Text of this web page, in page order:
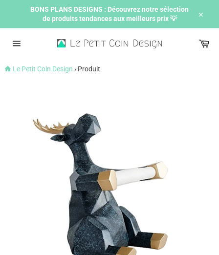
BONS PLANS DESIGNS : Découvrez notre sélection
de produits tendances aux meilleurs prix 💡
Le Petit Coin Design › Produit